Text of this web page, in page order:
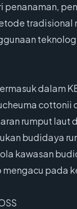
dalam
cottonii
rumput laut
budidaya
kawasan
pada